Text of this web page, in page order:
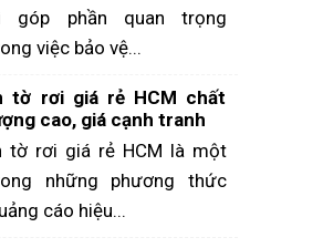
góp phần quan trọng
việc bảo vệ...
tờ rơi giá rẻ HCM chất
cao, giá cạnh tranh
tờ rơi giá rẻ HCM là một
những phương thức
cáo hiệu...